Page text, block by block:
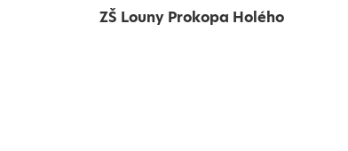
ZŠ Louny Prokopa Holého